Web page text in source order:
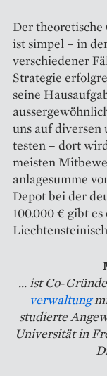
Der theoretische
ist simpel – in
verschiedener
Strategie
seine
uns auf diversen
testen – dort
meisten
anlagesumme
Depot bei der
100.000 € gibt
... ist Co-
verwaltung
studierte
Uni­versität in